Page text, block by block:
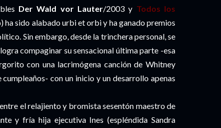
Der Wald vor Lauter/2003 y Todos los
sido alabado urbi et orbi y ha ganado premios
Sin embargo, desde la trinchera personal, se
compaginar su sensacional última parte -esa
con una lacrimógena canción de Whitney
con un inicio y un desarrollo apenas
el relajiento y bromista sesentón maestro de
y fría hija ejecutiva Ines (espléndida Sandra